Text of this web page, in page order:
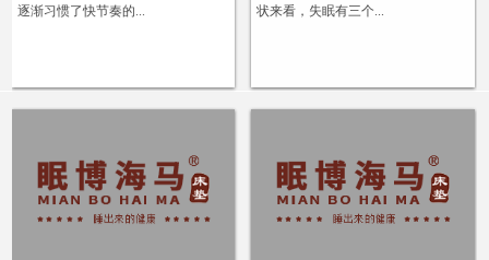
逐渐习惯了快节奏的...
+
状来看，失眠有三个...
+